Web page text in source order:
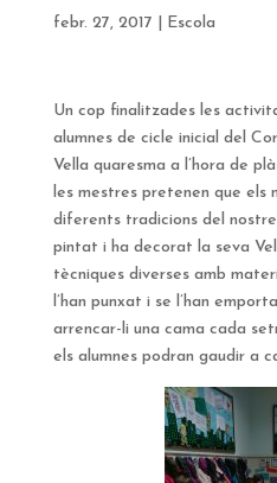
febr. 27, 2017 Escola
Un cop finalitzades les
alumnes de cicle inicial del
Vella quaresma a l’hora de
les mestres pretenen que els
diferents tradicions del
pintat i ha decorat la seva
tècniques diverses amb
l’han punxat i se l’han
arrencar-li una cama cada
els alumnes podran gaudir a